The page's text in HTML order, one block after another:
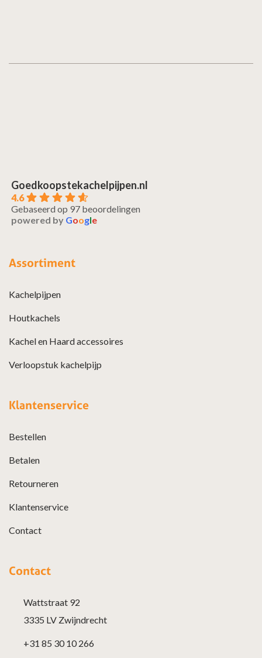
Goedkoopstekachelpijpen.nl
4.6
Gebaseerd op 97 beoordelingen
powered by Google
Assortiment
Kachelpijpen
Houtkachels
Kachel en Haard accessoires
Verloopstuk kachelpijp
Klantenservice
Bestellen
Betalen
Retourneren
Klantenservice
Contact
Contact
Wattstraat 92
3335 LV Zwijndrecht
+31 85 30 10 266